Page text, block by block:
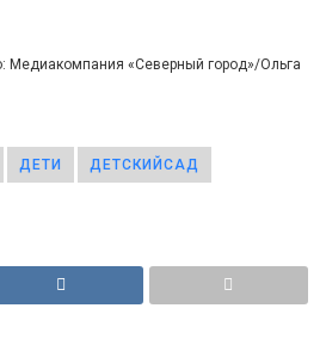
Медиакомпания «Северный город»/Ольга
ДЕТИ ДЕТСКИЙСАД